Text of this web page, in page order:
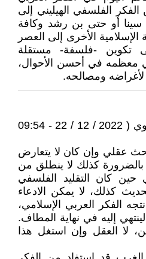
الفلسفي الهيليني إلى
سينا أو حتى بن رشد وكافة
الأخرى إلى العصر
تكوين -فلسفة- مستقلة
معظمه في أحسن الأحوال،
ومصالحه.
عبد المجيد إسماعيل الشهاوي ( 2022 / 12 / 22 - 09:54
عقلي وإن كان لا يتعارض
بالضرورة كذلك لا ينطلق من
حين كان التقليد الفلسفي
كذلك، لا يمكن الادعاء
الفكر العربي الإسلامي،
إليه في نهاية المطاف.
لا العقل وإن استغل هذا